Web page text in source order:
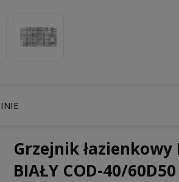
Grzejnik łazienkowy
BIAŁY COD-40/60D50